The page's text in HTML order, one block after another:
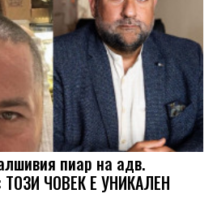
пиар на адв.
ЧОВЕК Е УНИКАЛЕН